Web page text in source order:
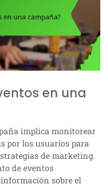
en una
implica monitorear
por los usuarios para
de marketing.
de eventos
sobre el